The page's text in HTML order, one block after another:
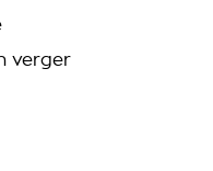
verger